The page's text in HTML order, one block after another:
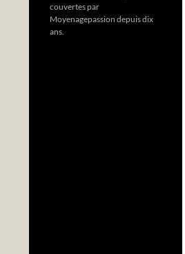
couvertes par
Moyenagepassion depuis dix
ans.